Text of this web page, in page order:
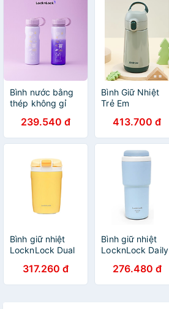
Bình nước bằng
thép không gỉ
School Fit Switch
Color -
LHC7005MIT /
LHC7005VOL
239.540 đ
Bình Giữ Nhiệt
Trẻ Em
Luv Switch Cap 2
màu 380ml
LHC918
413.700 đ
Bình giữ nhiệt
LocknLock Dual
Tumbler 320ml -
LHC3276
317.260 đ
Bình giữ nhiệt
LocknLock Daily
Tumbler Titan
480ml LHC3291
276.480 đ